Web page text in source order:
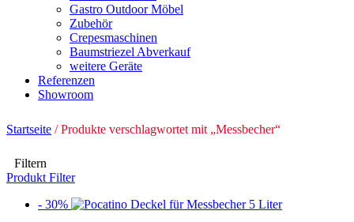
Gastro Outdoor Möbel
Zubehör
Crepesmaschinen
Baumstriezel Abverkauf
weitere Geräte
Referenzen
Showroom
Startseite / Produkte verschlagwortet mit „Messbecher“
Filtern
Produkt Filter
- 30%